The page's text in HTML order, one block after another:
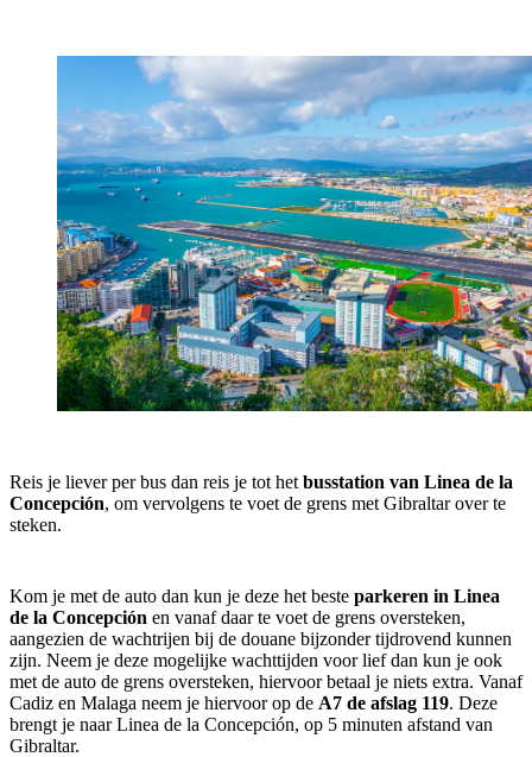
Reis je liever per bus dan reis je tot het busstation van Linea de la
Concepción, om vervolgens te voet de grens met Gibraltar over te
steken.
Kom je met de auto dan kun je deze het beste parkeren in Linea
de la Concepción en vanaf daar te voet de grens oversteken,
aangezien de wachtrijen bij de douane bijzonder tijdrovend kunnen
zijn. Neem je deze mogelijke wachttijden voor lief dan kun je ook
met de auto de grens oversteken, hiervoor betaal je niets extra. Vanaf
Cadiz en Malaga neem je hiervoor op de A7 de afslag 119. Deze
brengt je naar Linea de la Concepción, op 5 minuten afstand van
Gibraltar.